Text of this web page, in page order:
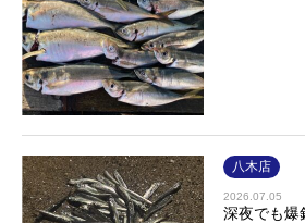
八木店
2026.07.05
深夜でも爆